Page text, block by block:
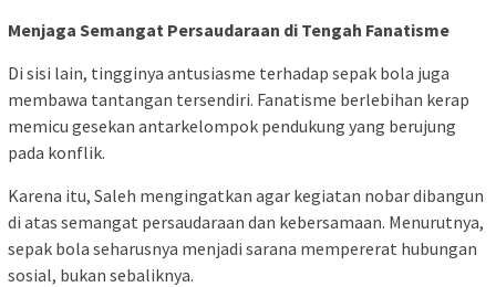
Menjaga Semangat Persaudaraan di Tengah Fanatisme
Di sisi lain, tingginya antusiasme terhadap sepak bola juga
membawa tantangan tersendiri. Fanatisme berlebihan kerap
memicu gesekan antarkelompok pendukung yang berujung
pada konflik.
Karena itu, Saleh mengingatkan agar kegiatan nobar dibangun
di atas semangat persaudaraan dan kebersamaan. Menurutnya,
sepak bola seharusnya menjadi sarana mempererat hubungan
sosial, bukan sebaliknya.